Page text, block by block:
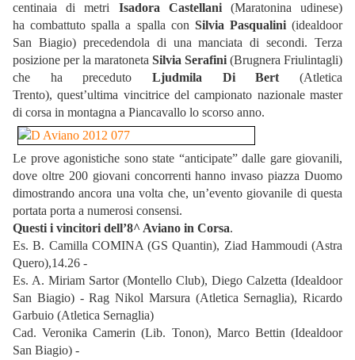
centinaia di metri Isadora Castellani(Maratonina udinese)
ha combattuto spalla a spalla con Silvia Pasqualini(idealdoor
San Biagio) precedendola di una manciata di secondi. Terza
posizione per la maratoneta Silvia Serafini (Brugnera Friulintagli)
che ha preceduto Ljudmila Di Bert (Atletica
Trento), quest’ultima vincitrice del campionato nazionale master
di corsa in montagna a Piancavallo lo scorso anno.
Le prove agonistiche sono state “anticipate” dalle gare giovanili,
dove oltre 200 giovani concorrenti hanno invaso piazza Duomo
dimostrando ancora una volta che, un’evento giovanile di questa
portata porta a numerosi consensi.
Questi i vincitori dell’8^ Aviano in Corsa.
Es. B. Camilla COMINA (GS Quantin), Ziad Hammoudi (Astra
Quero),14.26 -
Es. A. Miriam Sartor (Montello Club), Diego Calzetta (Idealdoor
San Biagio) - Rag Nikol Marsura (Atletica Sernaglia), Ricardo
Garbuio (Atletica Sernaglia)
Cad. Veronika Camerin (Lib. Tonon), Marco Bettin (Idealdoor
San Biagio) -